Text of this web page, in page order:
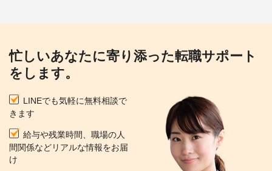
忙しいあなたに寄り添った転職サポート
をします。
LINEでも気軽に無料相談で
きます
給与や残業時間、職場の人
間関係などリアルな情報をお届
け